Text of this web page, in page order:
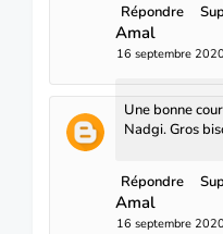
Répondre
Amal
16 septembre
Une bonne
Nadgi. Gros
Répondre
Amal
16 septembre